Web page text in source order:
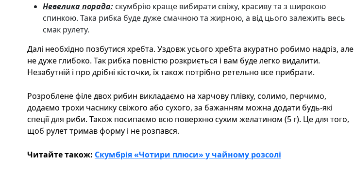
Невелика порада: скумбрію краще вибирати свіжу, красиву та з широкою
спинкою. Така рибка буде дуже смачною та жирною, а від цього залежить весь
смак рулету.
Далі необхідно позбутися хребта. Уздовж усього хребта акуратно робимо надріз, але
не дуже глибоко. Так рибка повністю розкриється і вам буде легко видалити.
Незабутній і про дрібні кісточки, їх також потрібно ретельно все прибрати.
Розроблене філе двох рибин викладаємо на харчову плівку, солимо, перчимо,
додаємо трохи часнику свіжого або сухого, за бажанням можна додати будь-які
спеції для риби. Також посипаємо всю поверхню сухим желатином (5 г). Це для того,
щоб рулет тримав форму і не розпався.
Читайте також: Скумбрія «Чотири плюси» у чайному розсолі